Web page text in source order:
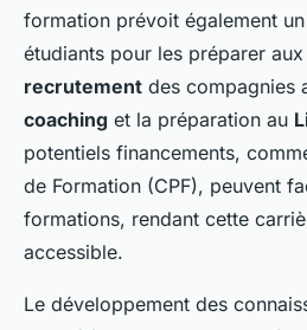
formation prévoit également
étudiants pour les préparer aux
recrutement des compagnies
coaching et la préparation au
potentiels financements,
de Formation (CPF), peuvent
formations, rendant cette
accessible.
Le développement des